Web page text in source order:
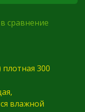
сравнение
300
влажной